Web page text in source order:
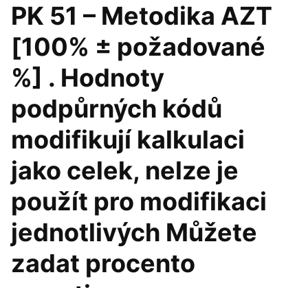
PK 51 – Metodika AZT
[100% ± požadované
%] . Hodnoty
podpůrných kódů
modifikují kalkulaci
jako celek, nelze je
použít pro modifikaci
jednotlivých Můžete
zadat procento